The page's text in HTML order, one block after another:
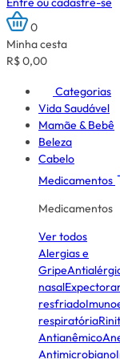
0
Minha cesta
R$ 0,00
Categorias
Vida Saudável
Mamãe & Bebê
Beleza
Cabelo
Medicamentos
Medicamentos
Ver todos
Alergias e
Gripe
nasal
resfriado
respiratória
Antianêmico
Antimicrobiano